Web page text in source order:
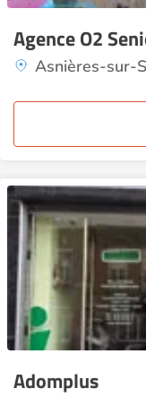
Agence O2
Asnières-sur-
Adomplus